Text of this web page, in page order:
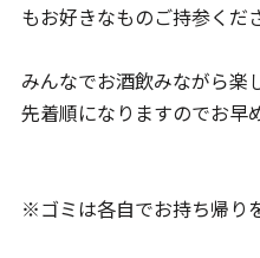
もお好きなものご持参くだ
みんなでお酒飲みながら楽
先着順になりますのでお早
※ゴミは各自でお持ち帰り